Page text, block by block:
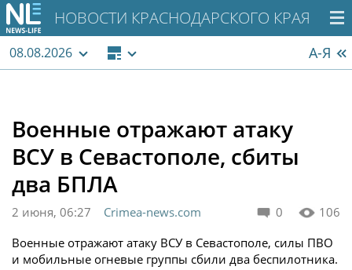
НОВОСТИ КРАСНОДАРСКОГО КРАЯ
08.08.2026 А-Я
Военные отражают атаку
ВСУ в Севастополе, сбиты
два БПЛА
0 106
2 июня, 06:27
Crimea-news.com
Военные отражают атаку ВСУ в Севастополе, силы ПВО
и мобильные огневые группы сбили два беспилотника.